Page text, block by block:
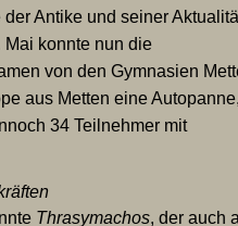
Antike und seiner
Mai konnte nun die
von den Gymnasien
aus Metten eine
34 Teilnehmer mit
Thrasymachos, der auch